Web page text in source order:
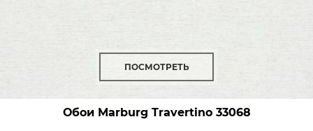
ПОСМОТРЕТЬ
Обои Marburg Travertino33068